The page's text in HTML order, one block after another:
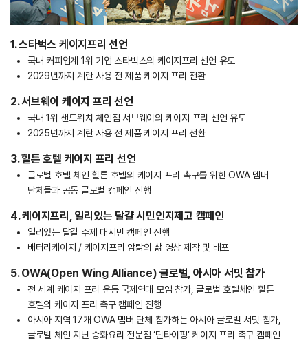
1. 스타벅스 케이지프리 선언
국내 커피업계 1위 기업 스타벅스의 케이지프리 선언 유도
2029년까지 계란 사용 전 제품 케이지 프리 전환
2. 서브웨이 케이지 프리 선언
국내 1위 샌드위치 체인점 서브웨이의 케이지 프리 선언 유도
2025년까지 계란 사용 전 제품 케이지 프리 전환
3. 힐튼 호텔 케이지 프리 선언
글로벌 호텔 체인 힐튼 호텔의 케이지 프리 촉구를 위한 OWA 멤버
단체들과 공동 글로벌 캠페인 진행
4. 케이지프리, 일리있는 달걀 시민인지제고 캠페인
일리있는 달걀 주제 대시민 캠페인 진행
배터리케이지 / 케이지프리 암탉의 삶 영상 제작 및 배포
5. OWA(Open Wing Alliance) 글로벌, 아시아 서밋 참가
전 세계 케이지 프리 운동 국제연대 모임 참가, 글로벌 호텔체인 힐튼
호텔의 케이지 프리 촉구 캠페인 진행
아시아 지역 17개 OWA 멤버 단체 참가하는 아시아 글로벌 서밋 참가,
글로벌 체인 지닌 중화요리 전문점 ‘딘타이펑’ 케이지 프리 촉구 캠페인